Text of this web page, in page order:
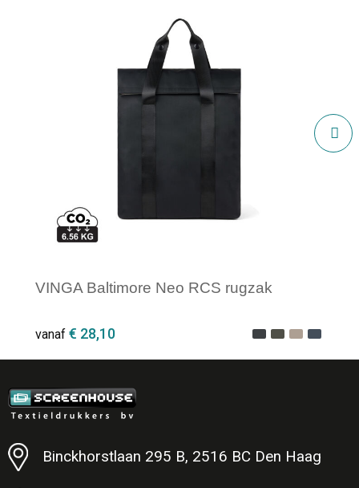
VINGA Baltimore Neo RCS rugzak
vanaf € 28,10
Minimale afname: 1
Binckhorstlaan 295 B, 2516 BC Den Haag